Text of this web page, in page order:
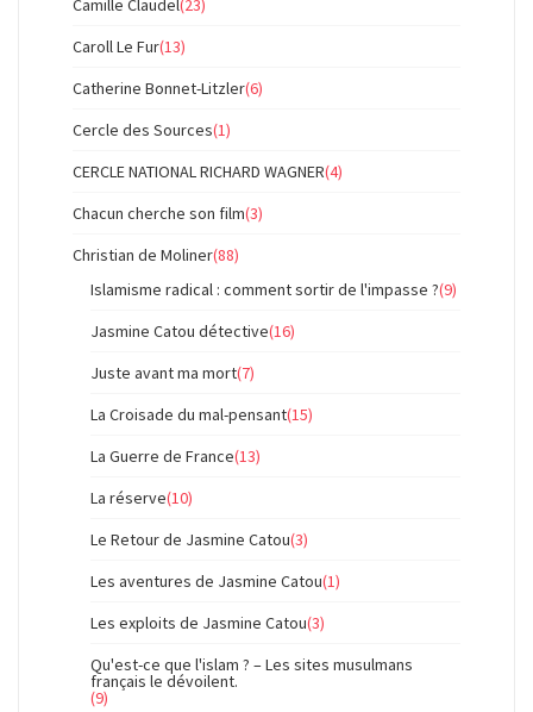
Camille Claudel(23)
Caroll Le Fur(13)
Catherine Bonnet-Litzler(6)
Cercle des Sources(1)
CERCLE NATIONAL RICHARD WAGNER(4)
Chacun cherche son film(3)
Christian de Moliner(88)
Islamisme radical : comment sortir de l'impasse ?(9)
Jasmine Catou détective(16)
Juste avant ma mort(7)
La Croisade du mal-pensant(15)
La Guerre de France(13)
La réserve(10)
Le Retour de Jasmine Catou(3)
Les aventures de Jasmine Catou(1)
Les exploits de Jasmine Catou(3)
Qu'est-ce que l'islam ? – Les sites musulmans
français le dévoilent.
(9)